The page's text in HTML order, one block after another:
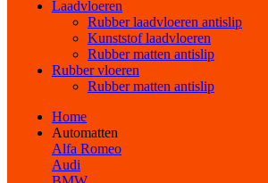
Laadvloeren
Rubber laadvloeren antislip
Kunststof laadvloeren
Rubber matten antislip
Rubber vloeren
Rubber matten antislip
Home
Automatten
Alfa Romeo
Audi